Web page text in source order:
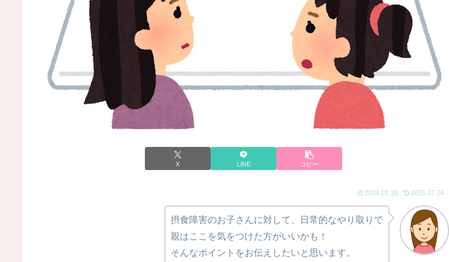
X LINE コピー
2024.01.18 2025.07.24
摂食障害のお子さんに対して、日常的なやり取りで
親はここを気をつけた方がいいかも！
そんなポイントをお伝えしたいと思います。